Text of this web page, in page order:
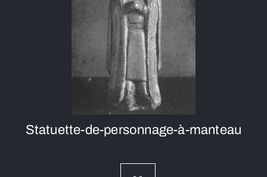
Statuette-de-personnage-à-manteau